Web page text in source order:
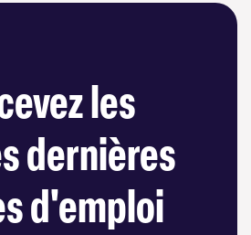
les
dernières
d'emploi